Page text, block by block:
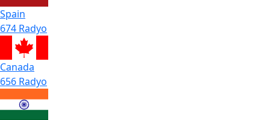
Spain
674 Radyo
Canada
656 Radyo